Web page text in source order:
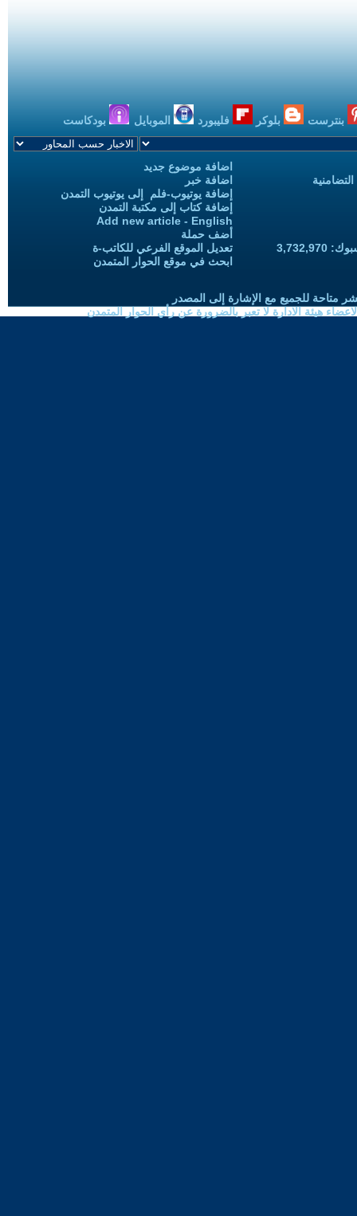
بنترست بلوكر فليبورد الموبايل بودكاست
اضافة موضوع جديد
اضافة خبر
إضافة يوتيوب-فلم إلى يوتيوب التمدن
إضافة كتاب إلى مكتبة التمدن
Add new article - English
أضف حملة
تعديل الموقع الفرعي للكاتب-ة
ابحث في موقع الحوار المتمدن
متاحة للجميع مع الإشارة إلى المصدر
هيئة الادارة لا تعبر بالضرورة عن رأي الحوار المتمدن